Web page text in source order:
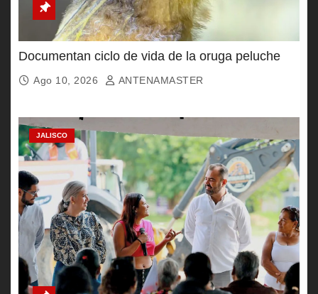
Documentan ciclo de vida de la oruga peluche
Ago 10, 2026 ANTENAMASTER
JALISCO